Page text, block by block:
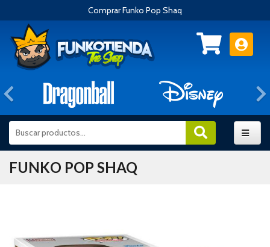
Comprar Funko Pop Shaq
Anterior
FUNKO POP SHAQ